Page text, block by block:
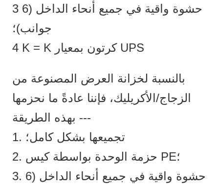
3 حشوة واقية في جميع أنحاء الداخل (6
4 K = K كرتون بمعيار UPS
بالنسبة لخزانة العرض المصنوعة من
الزجاج/الأكريليك، فإننا عادةً ما نحزمها
بهذه الطريقة ---
1. تجميعها بشكل كامل؛
2. حزمة الوحدة بواسطة كيس PE؛
3. حشوة واقية في جميع أنحاء الداخل (6